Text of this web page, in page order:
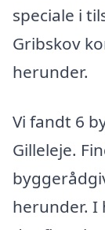
speciale i
Gribskov
herunder.
Vi fandt 6
Gilleleje.
herunder. I